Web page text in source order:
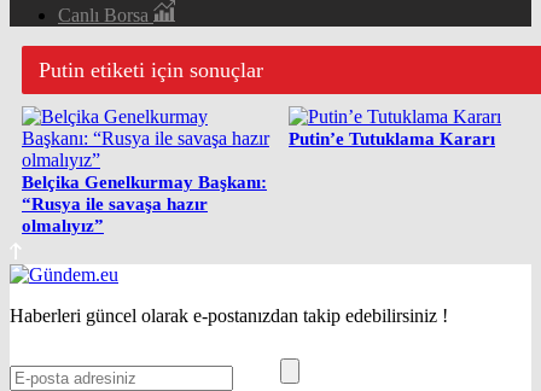
Canlı Borsa
Putin etiketi için sonuçlar
Belçika Genelkurmay Başkanı:
“Rusya ile savaşa hazır
olmalıyız”
Putin’e Tutuklama Kararı
Haberleri güncel olarak e-postanızdan takip edebilirsiniz !